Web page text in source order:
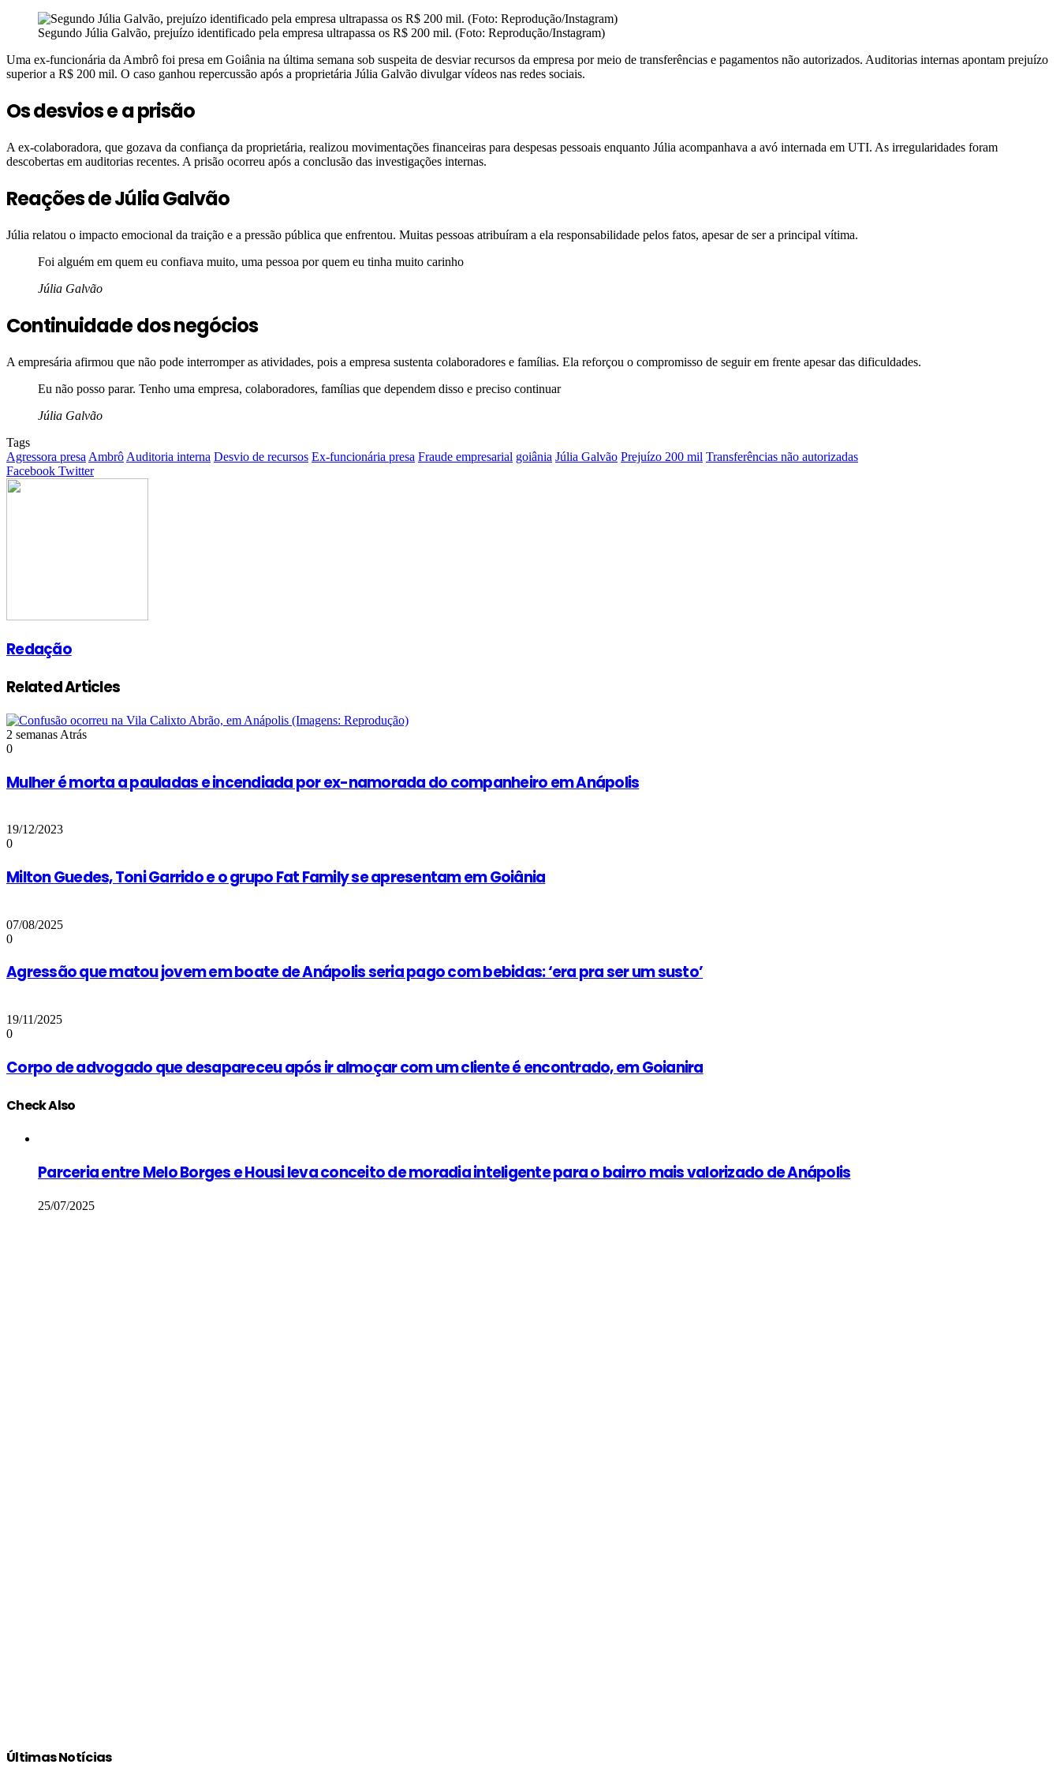
Segundo Júlia Galvão, prejuízo identificado pela empresa ultrapassa os R$ 200 mil. (Foto: Reprodução/Instagram)
Uma ex-funcionária da Ambrô foi presa em Goiânia na última semana sob suspeita de desviar recursos da empresa por meio de transferências e pagamentos não autorizados. Auditorias internas apontam prejuízo
superior a R$ 200 mil. O caso ganhou repercussão após a proprietária Júlia Galvão divulgar vídeos nas redes sociais.
Os desvios e a prisão
A ex-colaboradora, que gozava da confiança da proprietária, realizou movimentações financeiras para despesas pessoais enquanto Júlia acompanhava a avó internada em UTI. As irregularidades foram
descobertas em auditorias recentes. A prisão ocorreu após a conclusão das investigações internas.
Reações de Júlia Galvão
Júlia relatou o impacto emocional da traição e a pressão pública que enfrentou. Muitas pessoas atribuíram a ela responsabilidade pelos fatos, apesar de ser a principal vítima.
Foi alguém em quem eu confiava muito, uma pessoa por quem eu tinha muito carinho
Júlia Galvão
Continuidade dos negócios
A empresária afirmou que não pode interromper as atividades, pois a empresa sustenta colaboradores e famílias. Ela reforçou o compromisso de seguir em frente apesar das dificuldades.
Eu não posso parar. Tenho uma empresa, colaboradores, famílias que dependem disso e preciso continuar
Júlia Galvão
Tags
Agressora presa Ambrô Auditoria interna Desvio de recursos Ex-funcionária presa Fraude empresarial goiânia Júlia Galvão Prejuízo 200 mil Transferências não autorizadas
Facebook TwitterGoogle+
LinkedIn
StumbleUpon
Tumblr
Pinterest
Reddit
VKontakte
Share
Print
Redação
Related Articles
2 semanas Atrás
0
Mulher é morta a pauladas e incendiada por ex-namorada do companheiro em Anápolis
19/12/2023
0
Milton Guedes, Toni Garrido e o grupo Fat Family se apresentam em Goiânia
07/08/2025
0
Agressão que matou jovem em boate de Anápolis seria pago com bebidas: ‘era pra ser um susto’
19/11/2025
0
Corpo de advogado que desapareceu após ir almoçar com um cliente é encontrado, em Goianira
Check Also
Close
Parceria entre Melo Borges e Housi leva conceito de moradia inteligente para o bairro mais valorizado de Anápolis
25/07/2025
Últimas Notícias